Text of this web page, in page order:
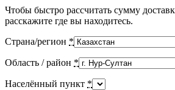
Чтобы быстро рассчитать сумму
расскажите где вы находитесь.
Страна/регион *
Область / район *
Населённый пункт *